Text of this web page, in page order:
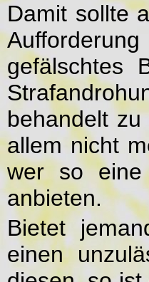
Damit sollte
gefälschtes
behandelt
allem nicht
wer so eine
anbieten.
Bietet
einen